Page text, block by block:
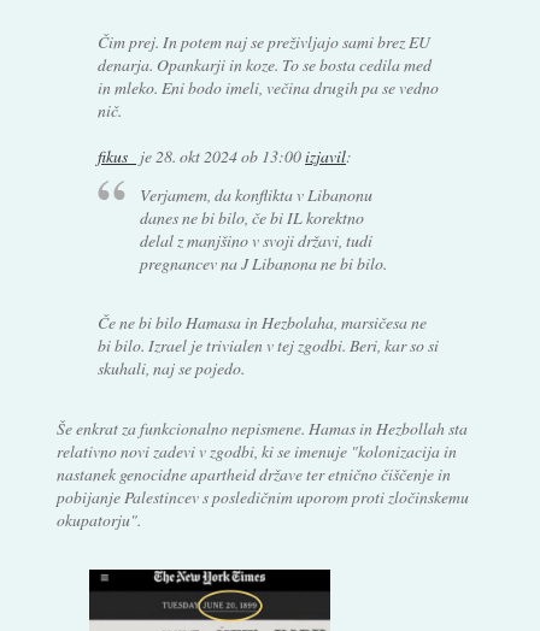
Čim prej. In potem naj se preživljajo sami brez EU
denarja. Opankarji in koze. To se bosta cedila med
in mleko. Eni bodo imeli, večina drugih pa se vedno
nič.
fikus_ je 28. okt 2024 ob 13:00izjavil:
Verjamem, da konflikta v Libanonu
danes ne bi bilo, če bi IL korektno
delal z manjšino v svoji državi, tudi
pregnancev na J Libanona ne bi bilo.
Če ne bi bilo Hamasa in Hezbolaha, marsičesa ne
bi bilo. Izrael je trivialen v tej zgodbi. Beri, kar so si
skuhali, naj se pojedo.
Še enkrat za funkcionalno nepismene. Hamas in Hezbollah sta
relativno novi zadevi v zgodbi, ki se imenuje "kolonizacija in
nastanek genocidne apartheid države ter etnično čiščenje in
pobijanje Palestincev s posledičnim uporom proti zločinskemu
okupatorju".